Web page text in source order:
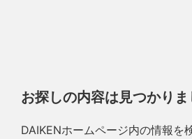
お探しの内容は見つかりま
DAIKENホームページ内の情報を